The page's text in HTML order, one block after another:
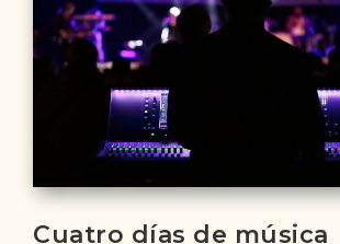
Cuatro días de música